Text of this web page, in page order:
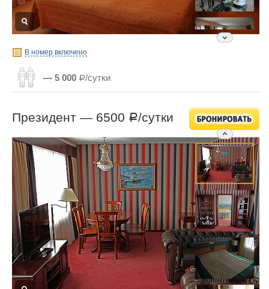
В номер включено
— 5 000 Р/сутки
Президент — 6500 Р/сутки